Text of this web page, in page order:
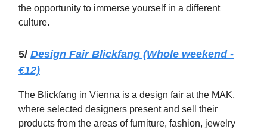
the opportunity to immerse yourself in a different
culture.
5/ Design Fair Blickfang (Whole weekend -
€12)
The Blickfang in Vienna is a design fair at the MAK,
where selected designers present and sell their
products from the areas of furniture, fashion, jewelry